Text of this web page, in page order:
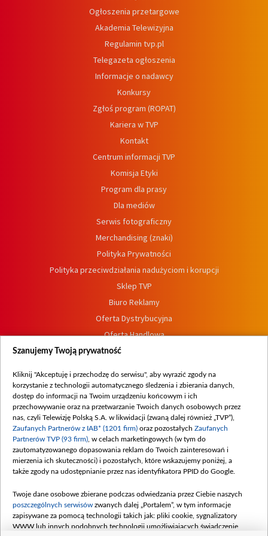
Ogłoszenia przetargowe
Akademia Telewizyjna
Regulamin tvp.pl
Telegazeta ogłoszenia
Informacje o nadawcy
Konkursy
Zgłoś program (ROPAT)
Kariera w TVP
Kontakt
Centrum informacji TVP
Komisja Etyki
Program dla prasy
Dla mediów
Serwis fotograficzny
Merchandising (znaki)
Polityka Prywatności
Polityka przeciwdziałania nadużyciom i korupcji
Sklep TVP
Biuro Reklamy
Oferta Dystrybucyjna
Oferta Handlowa
Dostępność
Procedura zgłoszeń wewnętrznych
Szanujemy Twoją prywatność
Kliknij "Akceptuję i przechodzę do serwisu", aby wyrazić zgody na
korzystanie z technologii automatycznego śledzenia i zbierania danych,
dostęp do informacji na Twoim urządzeniu końcowym i ich
przechowywanie oraz na przetwarzanie Twoich danych osobowych przez
nas, czyli Telewizję Polską S.A. w likwidacji (zwaną dalej również „TVP”),
Zaufanych Partnerów z IAB* (1201 firm) oraz pozostałych Zaufanych
Partnerów TVP (93 firm) , w celach marketingowych (w tym do
zautomatyzowanego dopasowania reklam do Twoich zainteresowań i
mierzenia ich skuteczności) i pozostałych, które wskazujemy poniżej, a
także zgody na udostępnianie przez nas identyfikatora PPID do Google.
Twoje dane osobowe zbierane podczas odwiedzania przez Ciebie naszych
poszczególnych serwisów zwanych dalej „Portalem”, w tym informacje
zapisywane za pomocą technologii takich jak: pliki cookie, sygnalizatory
WWW lub innych podobnych technologii umożliwiających świadczenie